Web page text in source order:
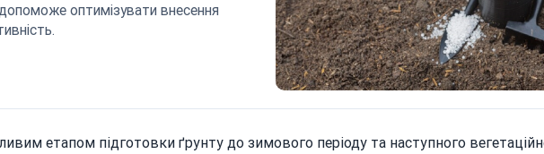
оптимізувати внесення
етапом підготовки ґрунту до зимового періоду та наступного